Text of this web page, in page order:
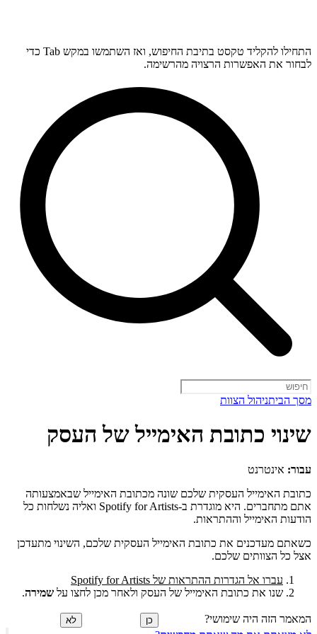
התחילו להקליד טקסט בתיבת החיפוש, ואז השתמשו במקש Tab כדי
לבחור את האפשרות הרצויה מהרשימה.
מסך הביתניהול הצוות
שינוי כתובת האימייל של העסק
עבור: אינטרנט
כתובת האימייל העסקית שלכם שונה מכתובת האימייל שבאמצעותה
אתם מתחברים. היא מוגדרת ב-Spotify for Artists ואליה נשלחות כל
הודעות האימייל וההתראות.
כשאתם מעדכנים את כתובת האימייל העסקית שלכם, השינוי מתעדכן
אצל כל הצוותים שלכם.
עברו אל הגדרות ההתראות של Spotify for Artists
שנו את כתובת האימייל של העסק ולאחר מכן לחצו על שמירה.
המאמר הזה היה שימושי? כן לא